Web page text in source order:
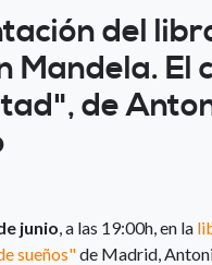
del
Mandela. El
de
junio, a las 19:00h, en la
sueños"de Madrid,